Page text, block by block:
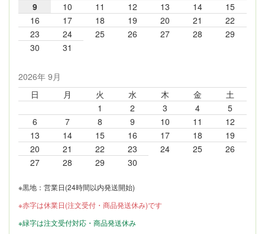
9
10 11 12 13 14
15
16
17 18 19 20 21
22
23
24 25 26 27 28
29
30
31
2026年 9月
日
月 火 水 木 金
土
1
2 3 4
5
6
7 8 9 10 11
12
13
14 15 16 17 18
19
20
21 22 23 24 25
26
27
28 29 30
※黒地：営業日(24時間以内発送開始)
※赤字は休業日(注文受付・商品発送休み)です
※緑字は注文受付対応・商品発送休み